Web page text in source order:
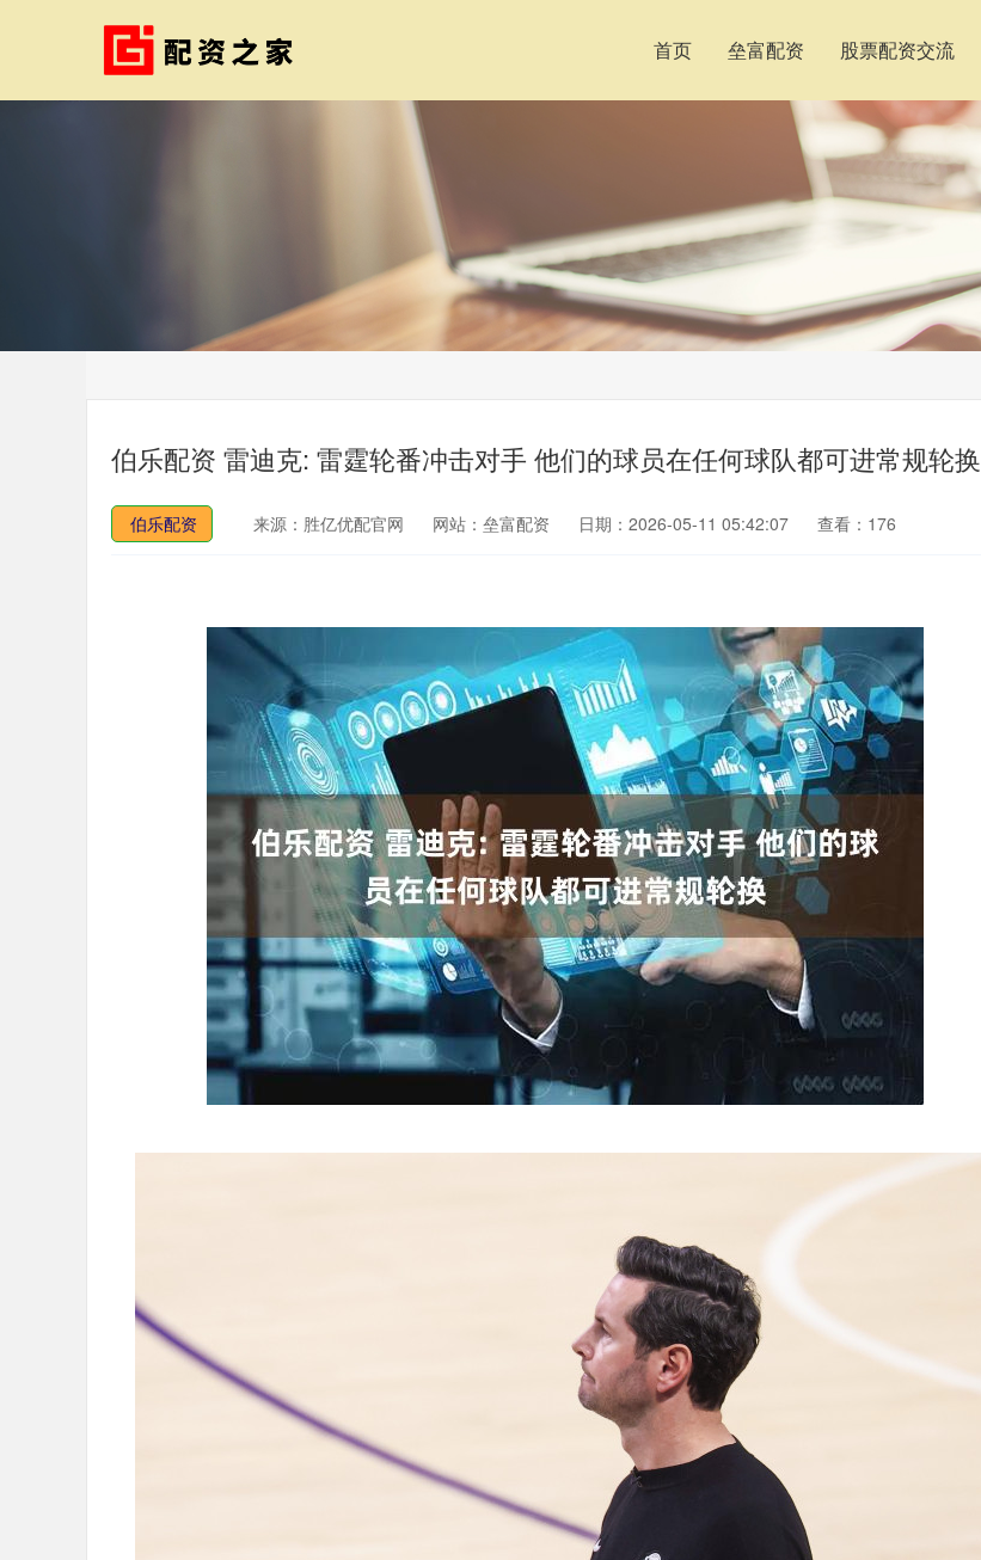
首页 垒富配资 股票配资交流
伯乐配资 雷迪克: 雷霆轮番冲击对手 他们的球员在任何球队都可进常规轮换
伯乐配资 来源：胜亿优配官网 网站：垒富配资 日期：2026-05-11 05:42:07 查看：176
深证成指 14311.01 200.89 1.42% 4694.44